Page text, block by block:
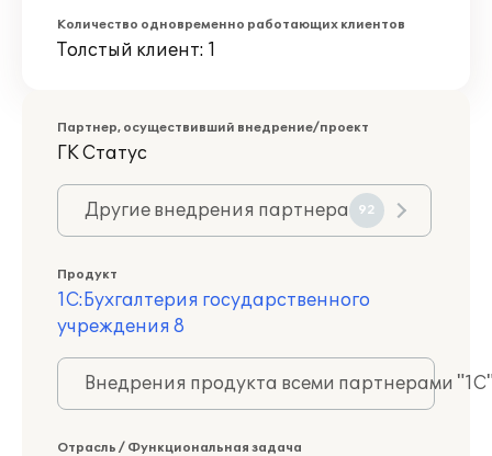
Количество одновременно работающих клиентов
Толстый клиент: 1
Партнер, осуществивший внедрение/проект
ГК Статус
Другие внедрения партнера 92
Продукт
1С:Бухгалтерия государственного
учреждения 8
Внедрения продукта всеми партнерами
Отрасль / Функциональная задача